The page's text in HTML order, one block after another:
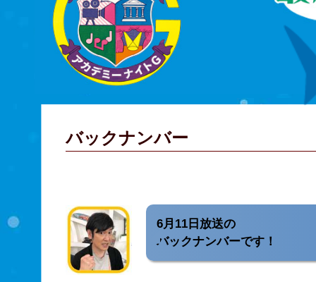
バックナンバー
6月11日放送の
バックナンバーです！